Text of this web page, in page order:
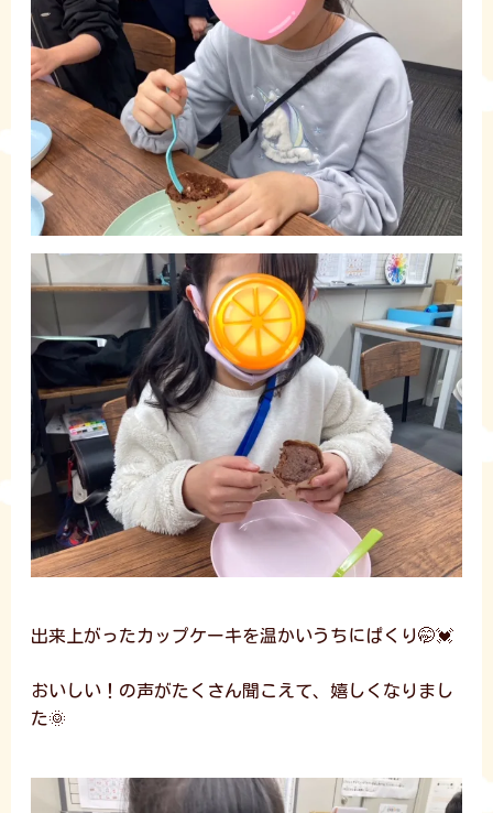
出来上がったカップケーキを温かいうちにぱくり🤭💓
おいしい！の声がたくさん聞こえて、嬉しくなりまし
た🌞